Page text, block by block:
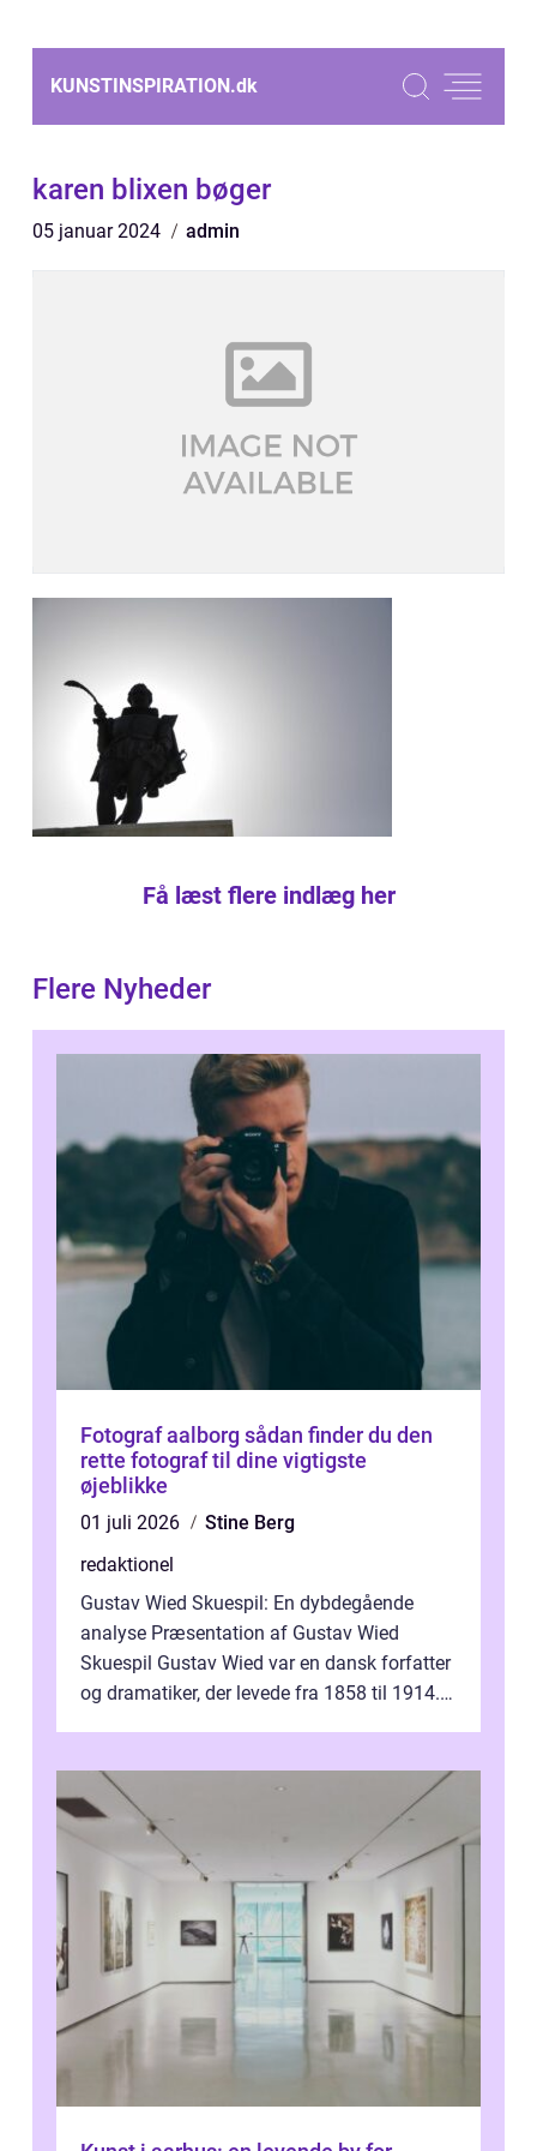
KUNSTINSPIRATION.dk
karen blixen bøger
05 januar 2024 admin
Få læst flere indlæg her
Flere Nyheder
Fotograf aalborg sådan finder du den
rette fotograf til dine vigtigste
øjeblikke
01 juli 2026
Stine Berg
redaktionel
Gustav Wied Skuespil: En dybdegående
analyse Præsentation af Gustav Wied
Skuespil Gustav Wied var en dansk forfatter
og dramatiker, der levede fra 1858 til 1914.